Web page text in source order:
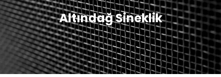
Altındağ Sineklik